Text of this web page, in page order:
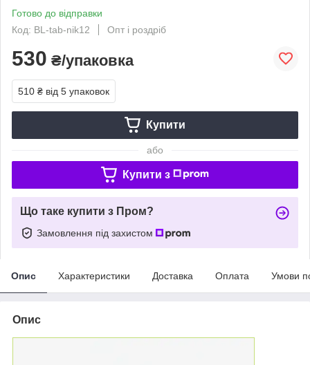
Готово до відправки
Код: BL-tab-nik12
Опт і роздріб
530 ₴/упаковка
510 ₴ від 5 упаковок
Купити
або
Купити з
Що таке купити з Пром?
Замовлення під захистом
Опис Характеристики Доставка Оплата Умови
Опис